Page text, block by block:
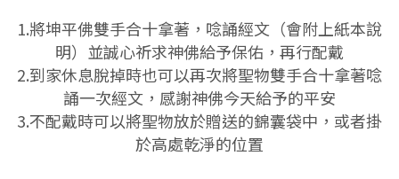
1.將坤平佛雙手合十拿著，唸誦經文（會附上紙本說
明）並誠心祈求神佛給予保佑，再行配戴
2.到家休息脫掉時也可以再次將聖物雙手合十拿著唸
誦一次經文，感謝神佛今天給予的平安
3.不配戴時可以將聖物放於贈送的錦囊袋中，或者掛
於高處乾淨的位置